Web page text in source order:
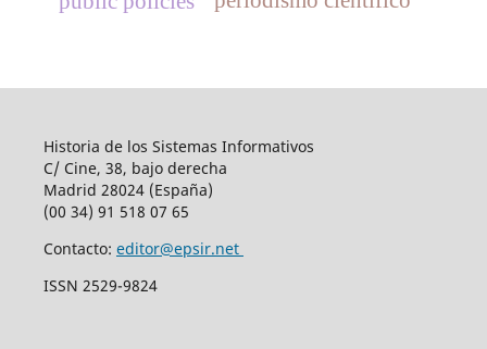
Historia de los Sistemas Informativos
C/ Cine, 38, bajo derecha
Madrid 28024 (España)
(00 34) 91 518 07 65
Contacto: editor@epsir.net
ISSN 2529-9824